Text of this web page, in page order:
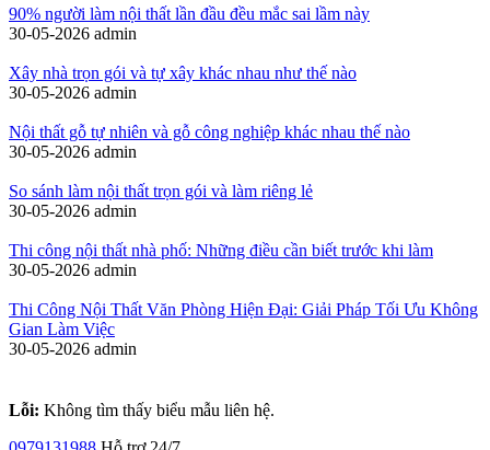
90% người làm nội thất lần đầu đều mắc sai lầm này
30-05-2026 admin
Xây nhà trọn gói và tự xây khác nhau như thế nào
30-05-2026 admin
Nội thất gỗ tự nhiên và gỗ công nghiệp khác nhau thế nào
30-05-2026 admin
So sánh làm nội thất trọn gói và làm riêng lẻ
30-05-2026 admin
Thi công nội thất nhà phố: Những điều cần biết trước khi làm
30-05-2026 admin
Thi Công Nội Thất Văn Phòng Hiện Đại: Giải Pháp Tối Ưu Không
Gian Làm Việc
30-05-2026 admin
Lỗi: Không tìm thấy biểu mẫu liên hệ.